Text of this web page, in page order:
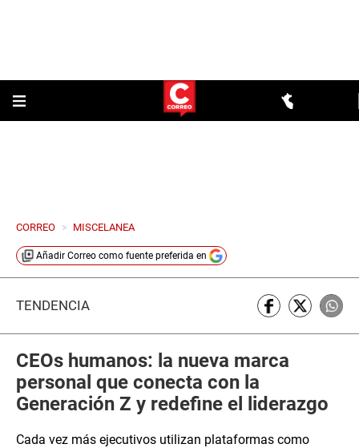
CORREO > MISCELANEA
Añadir Correo como fuente preferida en
TENDENCIA
CEOs humanos: la nueva marca
personal que conecta con la
Generación Z y redefine el liderazgo
Cada vez más ejecutivos utilizan plataformas como